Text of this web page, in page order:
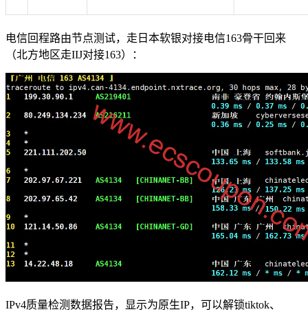
电信回程路由节点测试，走日本软银对接电信163骨干回来
（北方地区走IIJ对接163）：
IPv4质量检测数据报告，显示为原生IP，可以解锁tiktok、